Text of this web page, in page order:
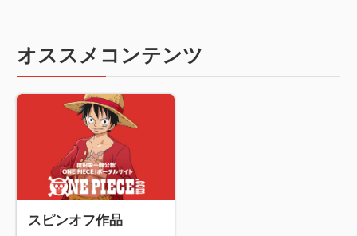
オススメコンテンツ
スピンオフ作品